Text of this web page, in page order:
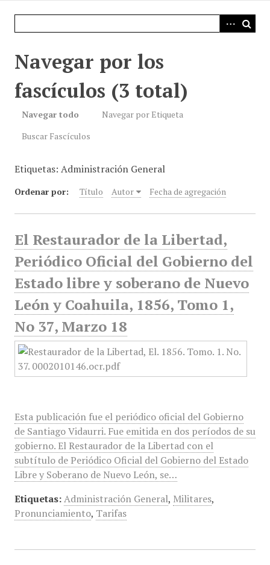
Navegar por los
fascículos (3 total)
Navegar todo
Navegar por Etiqueta
Buscar Fascículos
Etiquetas: Administración General
Ordenar por: Título Autor Fecha de agregación
El Restaurador de la Libertad,
Periódico Oficial del Gobierno del
Estado libre y soberano de Nuevo
León y Coahuila, 1856, Tomo 1,
No 37, Marzo 18
Esta publicación fue el periódico oficial del Gobierno
de Santiago Vidaurri. Fue emitida en dos períodos de su
gobierno. El Restaurador de la Libertad con el
subtítulo de Periódico Oficial del Gobierno del Estado
Libre y Soberano de Nuevo León, se…
Etiquetas: Administración General, Militares,
Pronunciamiento, Tarifas